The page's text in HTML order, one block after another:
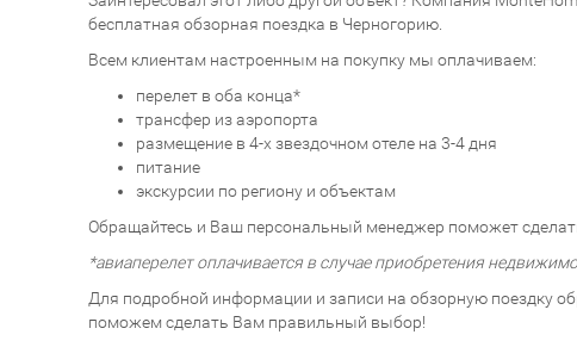
бесплатная обзорная поездка в Черногорию.
Всем клиентам настроенным на покупку мы оплачиваем:
перелет в оба конца*
трансфер из аэропорта
размещение в 4-х звездочном отеле на 3-4 дня
питание
экскурсии по региону и объектам
Обращайтесь и Ваш персональный менеджер поможет
*авиаперелет оплачивается в случае приобретения
Для подробной информации и записи на обзорную поездку
поможем сделать Вам правильный выбор!